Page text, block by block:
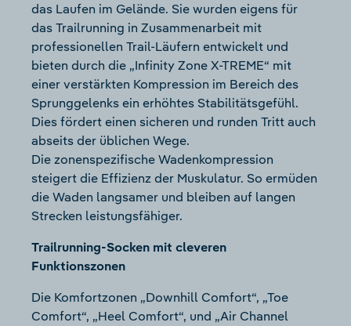
das Laufen im Gelände. Sie wurden eigens für
das Trailrunning in Zusammenarbeit mit
professionellen Trail-Läufern entwickelt und
bieten durch die „Infinity Zone X-TREME“ mit
einer verstärkten Kompression im Bereich des
Sprunggelenks ein erhöhtes Stabilitätsgefühl.
Dies fördert einen sicheren und runden Tritt auch
abseits der üblichen Wege.
Die zonenspezifische Wadenkompression
steigert die Effizienz der Muskulatur. So ermüden
die Waden langsamer und bleiben auf langen
Strecken leistungsfähiger.
Trailrunning-Socken mit cleveren
Funktionszonen
Die Komfortzonen „Downhill Comfort“, „Toe
Comfort“, „Heel Comfort“, und „Air Channel